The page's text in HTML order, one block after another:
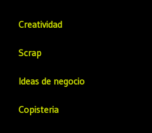
Creatividad
Scrap
Ideas de negocio
Copisteria